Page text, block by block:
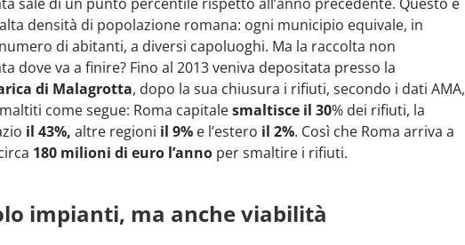
densità di popolazione romana: ogni municipio equivale, in
di abitanti, a diversi capoluoghi. Ma la raccolta non
dove va a finire? Fino al 2013 veniva depositata presso la
di Malagrotta, dopo la sua chiusura i rifiuti, secondo i dati AMA,
come segue: Roma capitalesmaltisce il 30% dei rifiuti, la
il 43%, altre regioni il 9% e l’estero il 2%. Così che Roma arriva a
180 milioni di euro l’anno per smaltire i rifiuti.
impianti, ma anche viabilità